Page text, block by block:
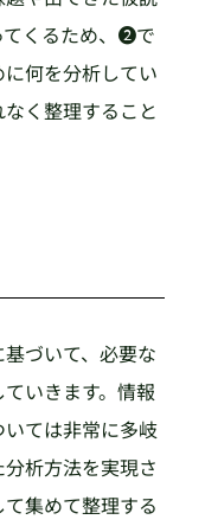
てくるため、❷で
何を分析してい
く整理すること
づいて、必要な
いきます。情報
ては非常に多岐
析方法を実現さ
集めて整理する